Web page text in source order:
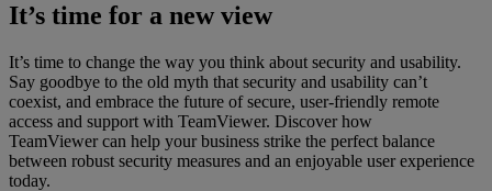
It’s time for a new view
It’s time to change the way you think about security and usability.
Say goodbye to the old myth that security and usability can’t
coexist, and embrace the future of secure, user-friendly remote
access and support with TeamViewer. Discover how
TeamViewer can help your business strike the perfect balance
between robust security measures and an enjoyable user experience
today.